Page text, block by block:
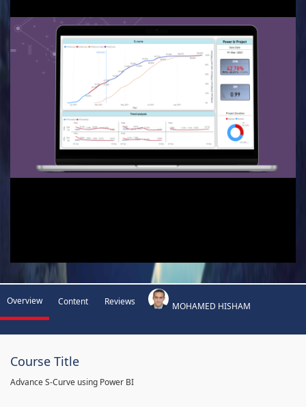
Overview Content Reviews MOHAMED HISHAM
Course Title
Advance S-Curve using Power BI